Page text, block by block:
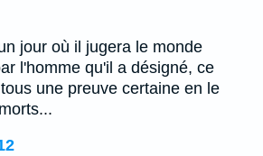
jour où il jugera le monde
l'homme qu'il a désigné, ce
une preuve certaine en le